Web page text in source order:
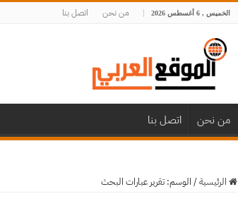
الخميس , 6 أغسطس 2026 من نحن اتصل بنا
من نحن اتصل بنا
الرئيسية/ الوسم: تقرير عبارات البحث